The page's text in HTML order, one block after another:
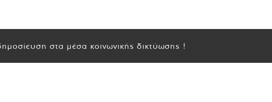
στα μέσα κοινωνικής δικτύωσης !